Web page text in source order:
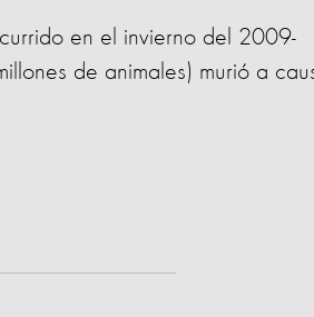
en el invierno del 2009-
de animales) murió a